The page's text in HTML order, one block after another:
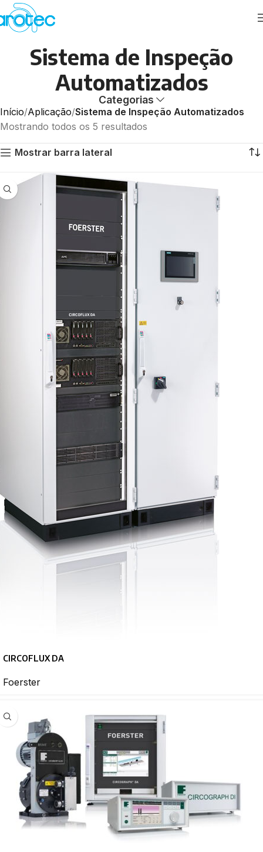
Sistema de Inspeção
Automatizados
Categorias
Início Aplicação Sistema de Inspeção Automatizados
Mostrando todos os 5 resultados
Mostrar barra lateral
CIRCOFLUX DA
Foerster